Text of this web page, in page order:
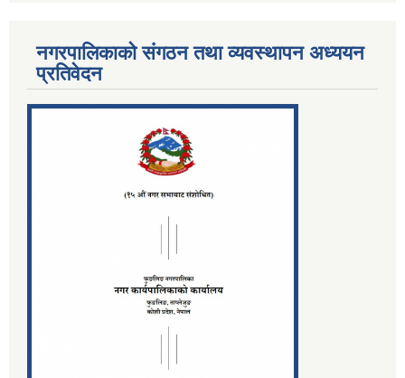
नगरपालिकाको संगठन तथा व्यवस्थापन अध्ययन
प्रतिवेदन